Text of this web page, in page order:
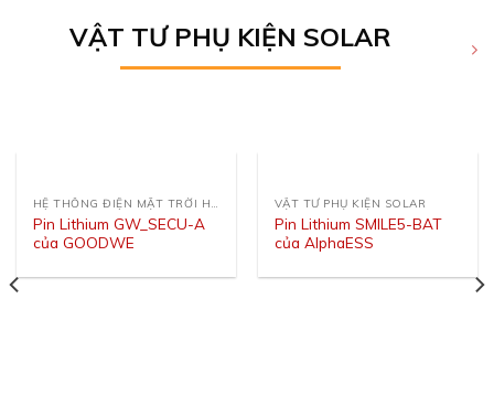
VẬT TƯ PHỤ KIỆN SOLAR
HỆ THỐNG ĐIỆN MẶT TRỜI HÒA LƯỚI
Pin Lithium GW_SECU-A
của GOODWE
VẬT TƯ PHỤ KIỆN SOLAR
Pin Lithium SMILE5-BAT
của AlphaESS